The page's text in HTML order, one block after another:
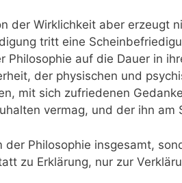
der Wirklichkeit aber erzeugt
tritt eine
auf die Dauer in
der physischen und
mit sich zufriedenen
vermag, und der ihn am
Philosophie insgesamt,
zu Erklärung, nur zur